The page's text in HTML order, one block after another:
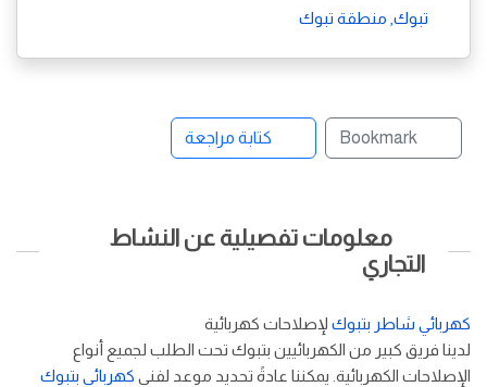
تبوك, منطقة تبوك
Bookmark كتابة مراجعة
معلومات تفصيلية عن النشاط
التجاري
كهربائي شاطر بتبوك لإصلاحات كهربائية
لدينا فريق كبير من الكهربائيين بتبوك تحت الطلب لجميع أنواع
الإصلاحات الكهربائية. يمكننا عادةً تحديد موعد لفني كهربائي بتبوك